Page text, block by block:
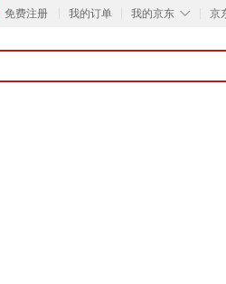
免费注册 我的订单 ◇
我的京东 京